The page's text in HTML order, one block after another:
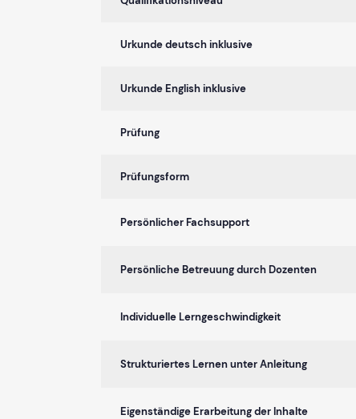
Urkunde deutsch inklusive
Urkunde English inklusive
Prüfung
Prüfungsform
Persönlicher Fachsupport
Persönliche Betreuung durch Dozenten
Individuelle Lerngeschwindigkeit
Strukturiertes Lernen unter Anleitung
Eigenständige Erarbeitung der Inhalte